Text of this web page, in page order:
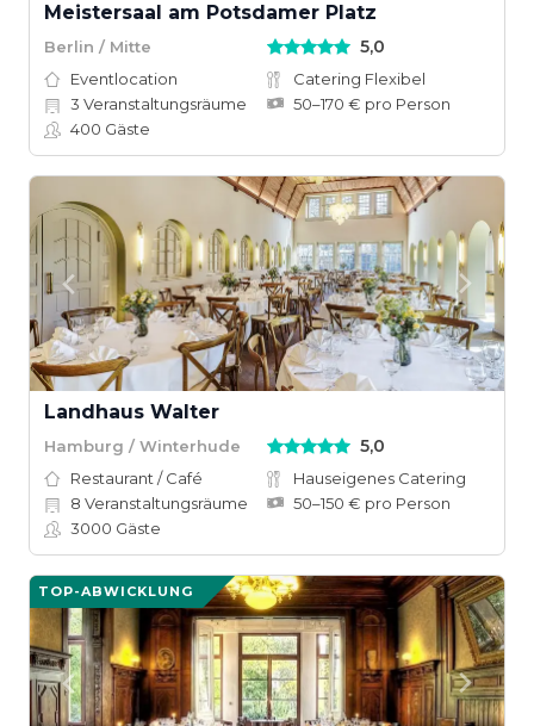
Meistersaal am Potsdamer Platz
Berlin / Mitte 5,0
Eventlocation
Catering Flexibel
3 Veranstaltungsräume
50–170 € pro Person
400 Gäste
Landhaus Walter
Hamburg / Winterhude 5,0
Restaurant / Café
Hauseigenes Catering
8 Veranstaltungsräume
50–150 € pro Person
3000 Gäste
TOP-ABWICKLUNG